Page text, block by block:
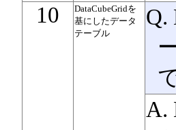
10
DataCubeGridを
基にしたデータ
テーブル
Q.
A.